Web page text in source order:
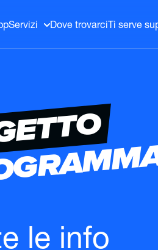
Servizi Dove trovarci Ti serve
le info